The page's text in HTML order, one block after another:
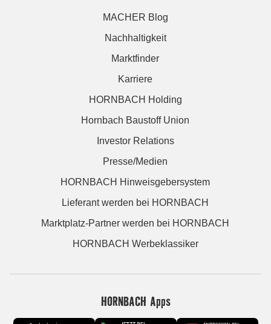
MACHER Blog
Nachhaltigkeit
Marktfinder
Karriere
HORNBACH Holding
Hornbach Baustoff Union
Investor Relations
Presse/Medien
HORNBACH Hinweisgebersystem
Lieferant werden bei HORNBACH
Marktplatz-Partner werden bei HORNBACH
HORNBACH Werbeklassiker
HORNBACH Apps